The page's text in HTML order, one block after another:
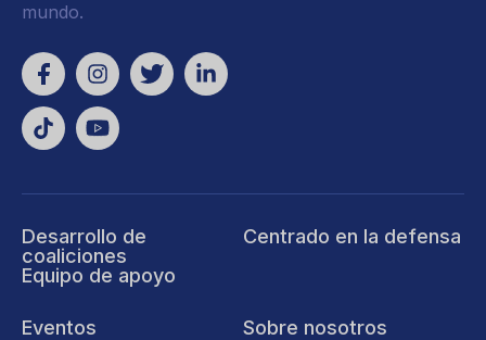
mundo.
Desarrollo de
coaliciones
Equipo de apoyo
Centrado en la defensa
Eventos Sobre nosotros